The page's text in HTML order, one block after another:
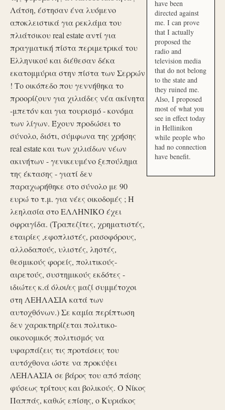
Λάτση, έστησαν ένα λυόμενο
αποκλειστικά για ρεκλάμα του
πλιάτσικου real estate αντί για
πραγματική πίστα περιμετρικά του
Ελληνικού και διέθεσαν δέκα
εκατομμύρια στην πίστα των Σερρών
! Το οικόπεδο που γεννήθηκα το
προορίζουν για χιλιάδες νέα ακίνητα
-μπετόν και για τουρισμό - κονόμα
των λίγων. Έχουν προδώσει το
σύνολο, διότι, σύμφωνα της χρήσης
real estate και των χιλιάδων νέων
ακινήτων - γενικευμένο ξεπούλημα
της έκτασης - γιατί δεν
παραχωρήθηκε στο σύνολο με 90
ευρώ το τ.μ. για νέες οικοδομές ; Η
λεηλασία στο ΕΛΛΗΝΙΚΟ έχει
σφραγίδα. (Τραπεζίτες, χρηματιστές,
εταιρίες ,εφοπλιστές, ρασοφόρους,
αλλοδαπούς, υλιστές, ληστές,
θεσμικούς φορείς, πολιτικούς-
αιρετούς, συστημικούς εκδότες -
ιδιώτες κ.ά όλοι/ες μαζί συμμέτοχοι
στη ΛΕΗΛΑΣΙΑ κατά των
αυτοχθόνων.) Σε καμία περίπτωση
δεν χαρακτηρίζεται πολιτικο-
οικονομικός πολιτισμός να
υφαρπάζεις τις προτάσεις του
αυτόχθονα ώστε να προκύψει
ΛΕΗΛΑΣΙΑ σε βάρος του από πάσης
φύσεως τρίτους και βολικούς. Ο Νίκος
Παππάς, καθώς επίσης, ο Κυριάκος
have been
directed against
me. I can prove
that I actually
proposed the
radio and
television media
that do not belong
to the state and
they ruined me.
Also, I proposed
most of what you
see in effect today
in Hellinikon
while people who
had no connection
have benefit.